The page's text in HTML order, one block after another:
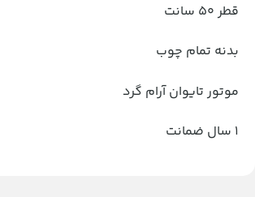
قطر 50 سانت
بدنه تمام چوب
موتور تایوان آرام گرد
1 سال ضمانت